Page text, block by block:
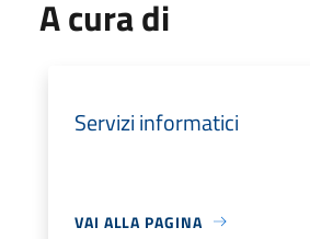
A cura di
Servizi informatici
VAI ALLA PAGINA